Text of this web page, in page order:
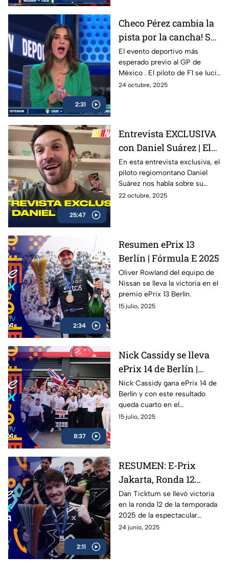
automovilismo nacional.
2:31
Checo Pérez cambia la
pista por la cancha! Se
celebró la 10ª edición
de “De la Pista a la
Cancha”
El evento deportivo más
esperado previo al GP de
México . El piloto de F1 se lució
con Hack trick.
24 octubre, 2025
25:47
Entrevista EXCLUSIVA
con Daniel Suárez | El
Piloto Mexicano que
firma con Spire
Motorsports
En esta entrevista exclusiva, el
piloto regiomontano Daniel
Suárez nos habla sobre su
trayectoria en la NASCAR Cup
máxima categoría del
automovilismo
estadounidense.
22 octubre, 2025
2:34
Resumen ePrix 13
Berlín | Fórmula E 2025
Oliver Rowland del equipo de
Nissan se lleva la victoria en el
premio ePrix 13 Berlín.
15 julio, 2025
8:37
Nick Cassidy se lleva
ePrix 14 de Berlín |
Oliver Rowland se
corona
Nick Cassidy gana ePrix 14 de
Berlín y con este resultado
queda cuarto en el
campeonato de conductores;
victoria en el premio de Berlín.
15 julio, 2025
2:11
RESUMEN: E-Prix
Jakarta, Ronda 12
Fórmula E 2025
Dan Ticktum se llevó victoria
en la ronda 12 de la temporada
2025 de la espectacular
Fórmula E: revive los mejores
24 junio, 2025